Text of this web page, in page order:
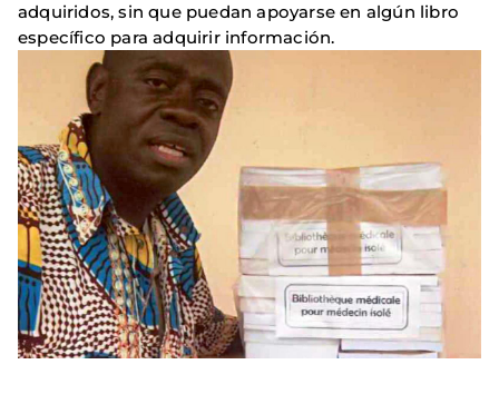
adquiridos, sin que puedan apoyarse en algún libro
específico para adquirir información.